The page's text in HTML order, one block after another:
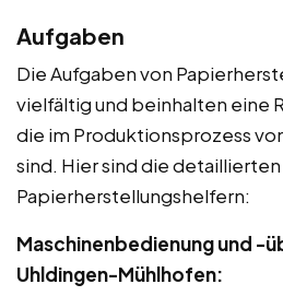
Aufgaben
Die Aufgaben von
vielfältig und beinhalten eine
die im Produktionsprozess
sind. Hier sind die
Papierherstellungshelfern:
Maschinenbedienung und -
Uhldingen-Mühlhofen: